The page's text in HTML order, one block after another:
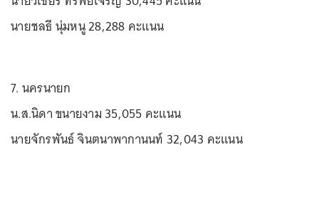
นายชลธี นุ่มหนู 28,288 คะแนน
7. นครนายก
น.ส.นิดา ขนายงาม 35,055 คะแนน
นายจักรพันธ์ จินตนาพากานนท์ 32,043 คะแนน